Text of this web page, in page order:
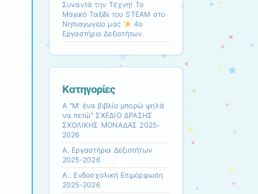
Συναντά την Τέχνη! Το
Μαγικό Ταξίδι του STEAM στο
Νηπιαγωγείο μας
4ο
Εργαστήριο Δεξιοτήτων.
Kατηγορίες
Α "Μ' ένα βιβλίο μπορώ ψηλά
να πετώ" ΣΧΕΔΙΟ ΔΡΑΣΗΣ
ΣΧΟΛΙΚΗΣ ΜΟΝΑΔΑΣ 2025-
2026
Α. Εργαστήρια Δεξιοτήτων
2025-2026
Α.. Ενδοσχολική Επιμόρφωση
2025-2026